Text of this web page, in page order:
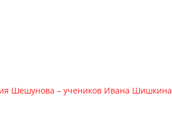
Шешунова – учеников Ивана Шишкина